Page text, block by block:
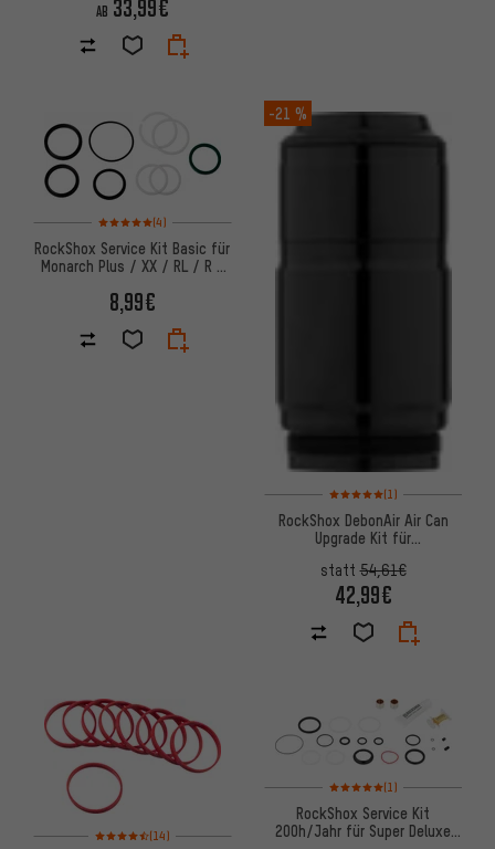
AB 33,99€
Bewertungen: 5 von 5 basierend auf 4 Bewertungen
(4)
RockShox Service Kit Basic für
Monarch Plus / XX / RL / R /
8,99€
-21 %
Bewertungen: 5 von 5
(1)
RockShox DebonAir Air Can
Upgrade Kit für
ab 2011
statt54,61€
42,99€
Bewertungen: 4,5 von 5 basierend auf 14 Bewertungen
(14)
Bewertungen: 5 von 5
(1)
RockShox Service Kit
200h/Jahr für Super Deluxe